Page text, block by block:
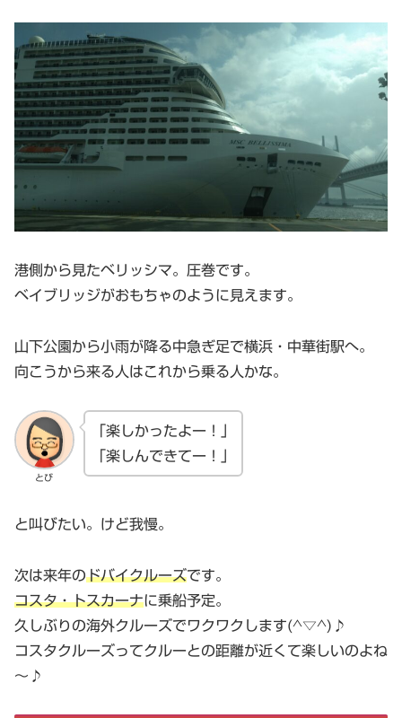
港側から見たベリッシマ。圧巻です。
ベイブリッジがおもちゃのように見えます。
山下公園から小雨が降る中急ぎ足で横浜・中華街駅へ。
向こうから来る人はこれから乗る人かな。
とび
「楽しかったよー！」
「楽しんできてー！」
と叫びたい。けど我慢。
次は来年のドバイクルーズです。
コスタ・トスカーナに乗船予定。
久しぶりの海外クルーズでワクワクします(^▽^)♪
コスタクルーズってクルーとの距離が近くて楽しいのよね
～♪